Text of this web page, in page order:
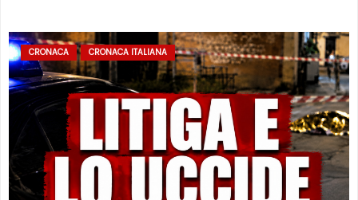
CRONACA CRONACA ITALIANA